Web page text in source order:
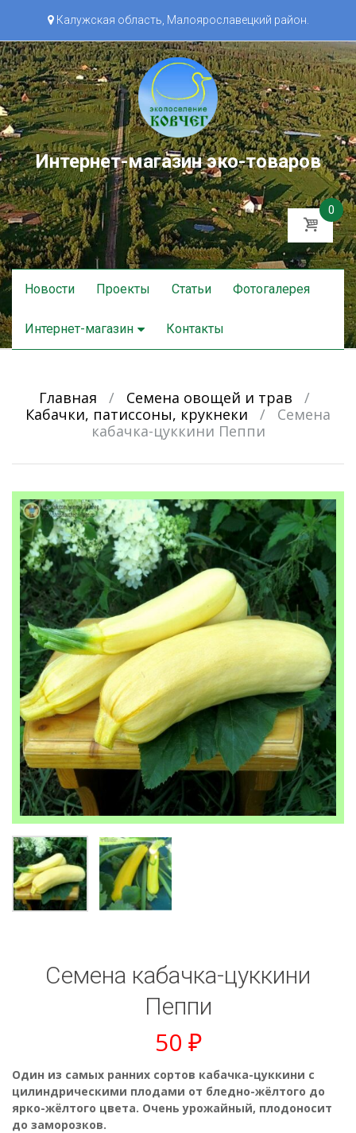
Калужская область, Малоярославецкий район.
Интернет-магазин эко-товаров
0
Skip
to
Новости Проекты Статьи Фотогалерея
Интернет-магазин Контакты
Главная / Семена овощей и трав
/
Кабачки, патиссоны, крукнеки
/
Семена
кабачка-цуккини Пеппи
Семена кабачка-цуккини
Пеппи
50 ₽
Один из самых ранних сортов кабачка-цуккини с
цилиндрическими плодами от бледно-жёлтого до
ярко-жёлтого цвета. Очень урожайный, плодоносит
до заморозков.